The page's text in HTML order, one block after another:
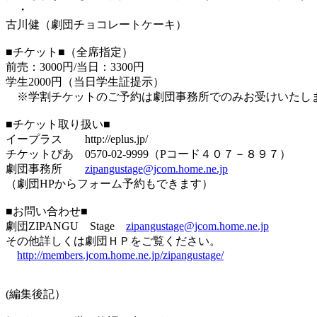
・
古川健（劇団チョコレートケーキ）
■チケット■（全席指定）
前売：3000円/当日：3300円
学生2000円（当日学生証提示）
※学割チケットのご予約は劇団事務所でのみお受けいたし
■チケット取り扱い■
イープラス http://eplus.jp/
チケットぴあ 0570-02-9999（Pコード４０７－８９７）
劇団事務所 zipangustage@jcom.home.ne.jp
（劇団HPからフォーム予約もできます）
■お問い合わせ■
劇団ZIPANGU Stage zipangustage@jcom.home.ne.jp
その他詳しくは劇団ＨＰをご覧ください。
http://members.jcom.home.ne.jp/zipangustage/
(編集後記）